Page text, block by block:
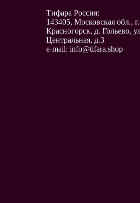
Тифара Россия:
143405, Московская обл.,
Красногорск, д. Гольево,
Центральная, д.3
e-mail: info@tifara.shop